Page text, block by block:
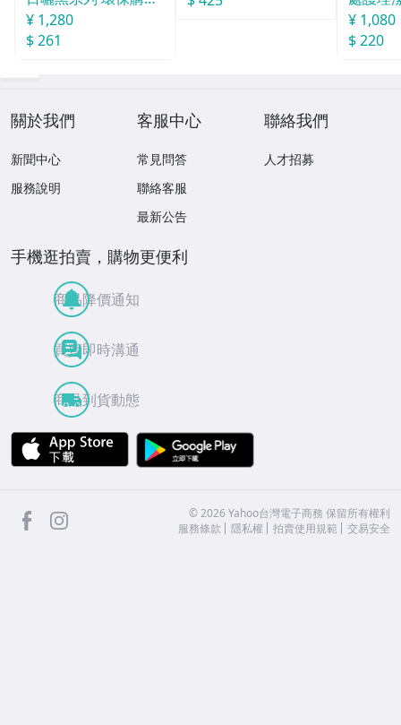
袋（M）
¥ 1,280
$ 261
¥ 1,080
$ 220
關於我們
新聞中心
服務說明
客服中心
常見問答
聯絡客服
最新公告
聯絡我們
人才招募
手機逛拍賣，購物更便利
商品降價通知
買賣即時溝通
商品到貨動態
APP Store
facebook ©2026 Yahoo台灣電子商務 保留所有權利
服務條款
隱私權 拍賣使用規範 交易安全